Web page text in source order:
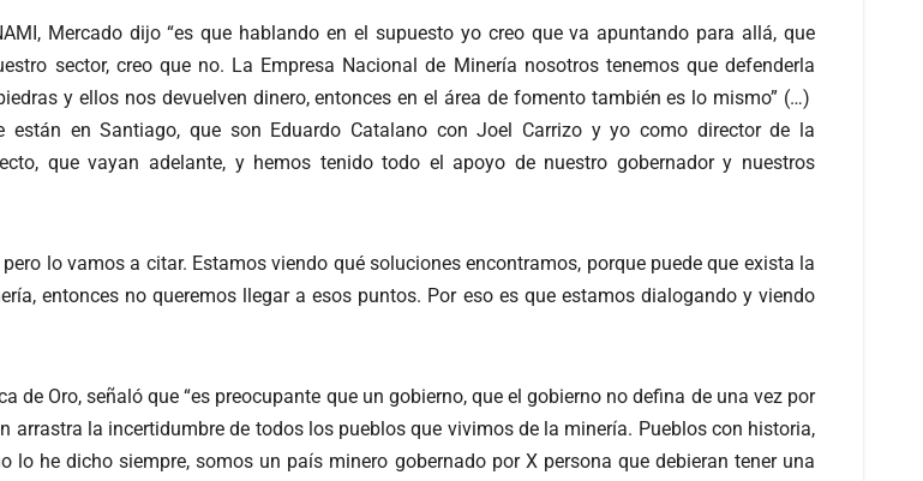
Mercado dijo “es que hablando en el supuesto yo creo que va apuntando para allá, que
sector, creo que no. La Empresa Nacional de Minería nosotros tenemos que defenderla
y ellos nos devuelven dinero, entonces en el área de fomento también es lo mismo” (…)
están en Santiago, que son Eduardo Catalano con Joel Carrizo y yo como director de la
que vayan adelante, y hemos tenido todo el apoyo de nuestro gobernador y nuestros
lo vamos a citar. Estamos viendo qué soluciones encontramos, porque puede que exista la
entonces no queremos llegar a esos puntos. Por eso es que estamos dialogando y viendo
de Oro, señaló que “es preocupante que un gobierno, que el gobierno no defina de una vez por
arrastra la incertidumbre de todos los pueblos que vivimos de la minería. Pueblos con historia,
he dicho siempre, somos un país minero gobernado por X persona que debieran tener una